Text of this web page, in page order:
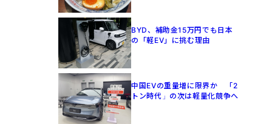
BYD、補助金15万円でも日本
の「軽EV」に挑む理由
中国EVの重量増に限界か 「2
トン時代」の次は軽量化競争へ